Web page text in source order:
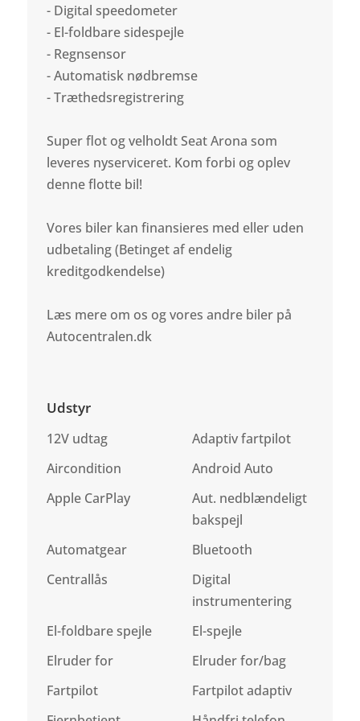
- Digital speedometer
- El-foldbare sidespejle
- Regnsensor
- Automatisk nødbremse
- Træthedsregistrering
Super flot og velholdt Seat Arona som
leveres nyserviceret. Kom forbi og oplev
denne flotte bil!
Vores biler kan finansieres med eller uden
udbetaling (Betinget af endelig
kreditgodkendelse)
Læs mere om os og vores andre biler på
Autocentralen.dk
Udstyr
12V udtag
Adaptiv fartpilot
Aircondition
Android Auto
Apple CarPlay
Aut. nedblændeligt
bakspejl
Automatgear
Bluetooth
Centrallås
Digital
instrumentering
El-foldbare spejle
El-spejle
Elruder for
Elruder for/bag
Fartpilot
Fartpilot adaptiv